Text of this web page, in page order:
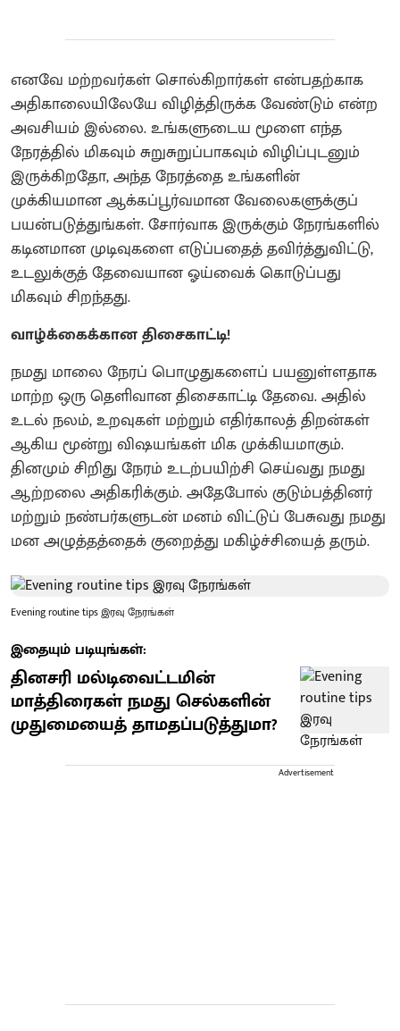
எனவே மற்றவர்கள் சொல்கிறார்கள் என்பதற்காக
அதிகாலையிலேயே விழித்திருக்க வேண்டும் என்ற
அவசியம் இல்லை. உங்களுடைய மூளை எந்த
நேரத்தில் மிகவும் சுறுசுறுப்பாகவும் விழிப்புடனும்
இருக்கிறதோ, அந்த நேரத்தை உங்களின்
முக்கியமான ஆக்கப்பூர்வமான வேலைகளுக்குப்
பயன்படுத்துங்கள். சோர்வாக இருக்கும் நேரங்களில்
கடினமான முடிவுகளை எடுப்பதைத் தவிர்த்துவிட்டு,
உடலுக்குத் தேவையான ஓய்வைக் கொடுப்பது
மிகவும் சிறந்தது.
வாழ்க்கைக்கான திசைகாட்டி!
நமது மாலை நேரப் பொழுதுகளைப் பயனுள்ளதாக
மாற்ற ஒரு தெளிவான திசைகாட்டி தேவை. அதில்
உடல் நலம், உறவுகள் மற்றும் எதிர்காலத் திறன்கள்
ஆகிய மூன்று விஷயங்கள் மிக முக்கியமாகும்.
தினமும் சிறிது நேரம் உடற்பயிற்சி செய்வது நமது
ஆற்றலை அதிகரிக்கும். அதேபோல் குடும்பத்தினர்
மற்றும் நண்பர்களுடன் மனம் விட்டுப் பேசுவது நமது
மன அழுத்தத்தைக் குறைத்து மகிழ்ச்சியைத் தரும்.
Evening routine tips இரவு நேரங்கள்
இதையும் படியுங்கள்:
தினசரி மல்டிவைட்டமின்
மாத்திரைகள் நமது செல்களின்
முதுமையைத் தாமதப்படுத்துமா?
Advertisement